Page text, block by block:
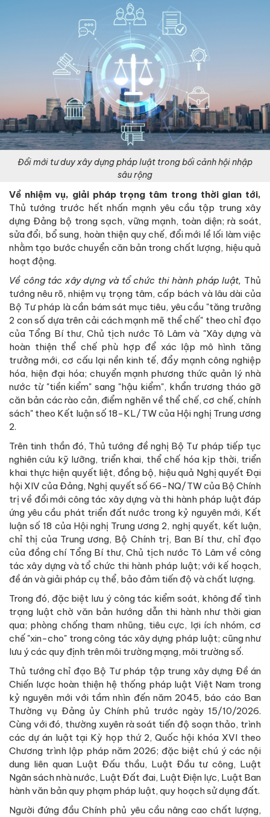
Đổi mới tư duy xây dựng pháp luật trong bối cảnh hội nhập
sâu rộng
Về nhiệm vụ, giải pháp trọng tâm trong thời gian tới,
Thủ tướng trước hết nhấn mạnh yêu cầu tập trung xây
dựng Đảng bộ trong sạch, vững mạnh, toàn diện; rà soát,
sửa đổi, bổ sung, hoàn thiện quy chế, đổi mới lề lối làm việc
nhằm tạo bước chuyển căn bản trong chất lượng, hiệu quả
hoạt động.
Về công tác xây dựng và tổ chức thi hành pháp luật, Thủ
tướng nêu rõ, nhiệm vụ trọng tâm, cấp bách và lâu dài của
Bộ Tư pháp là cần bám sát mục tiêu, yêu cầu "tăng trưởng
2 con số dựa trên cải cách mạnh mẽ thể chế" theo chỉ đạo
của Tổng Bí thư, Chủ tịch nước Tô Lâm và "Xây dựng và
hoàn thiện thể chế phù hợp để xác lập mô hình tăng
trưởng mới, cơ cấu lại nền kinh tế, đẩy mạnh công nghiệp
hóa, hiện đại hóa; chuyển mạnh phương thức quản lý nhà
nước từ "tiền kiểm" sang "hậu kiểm", khẩn trương tháo gỡ
căn bản các rào cản, điểm nghẽn về thể chế, cơ chế, chính
sách" theo Kết luận số 18-KL/TW của Hội nghị Trung ương
2.
Trên tinh thần đó, Thủ tướng đề nghị Bộ Tư pháp tiếp tục
nghiên cứu kỹ lưỡng, triển khai, thể chế hóa kịp thời, triển
khai thực hiện quyết liệt, đồng bộ, hiệu quả Nghị quyết Đại
hội XIV của Đảng, Nghị quyết số 66-NQ/TW của Bộ Chính
trị về đổi mới công tác xây dựng và thi hành pháp luật đáp
ứng yêu cầu phát triển đất nước trong kỷ nguyên mới, Kết
luận số 18 của Hội nghị Trung ương 2, nghị quyết, kết luận,
chỉ thị của Trung ương, Bộ Chính trị, Ban Bí thư, chỉ đạo
của đồng chí Tổng Bí thư, Chủ tịch nước Tô Lâm về công
tác xây dựng và tổ chức thi hành pháp luật; với kế hoạch,
đề án và giải pháp cụ thể, bảo đảm tiến độ và chất lượng.
Trong đó, đặc biệt lưu ý công tác kiểm soát, không để tình
trạng luật chờ văn bản hướng dẫn thi hành như thời gian
qua; phòng chống tham nhũng, tiêu cực, lợi ích nhóm, cơ
chế "xin-cho" trong công tác xây dựng pháp luật; cũng như
lưu ý các quy định trên môi trường mạng, môi trường số.
Thủ tướng chỉ đạo Bộ Tư pháp tập trung xây dựng Đề án
Chiến lược hoàn thiện hệ thống pháp luật Việt Nam trong
kỷ nguyên mới với tầm nhìn đến năm 2045, báo cáo Ban
Thường vụ Đảng ủy Chính phủ trước ngày 15/10/2026.
Cùng với đó, thường xuyên rà soát tiến độ soạn thảo, trình
các dự án luật tại Kỳ họp thứ 2, Quốc hội khóa XVI theo
Chương trình lập pháp năm 2026; đặc biệt chú ý các nội
dung liên quan Luật Đấu thầu, Luật Đầu tư công, Luật
Ngân sách nhà nước, Luật Đất đai, Luật Điện lực, Luật Ban
hành văn bản quy phạm pháp luật, quy hoạch sử dụng đất.
Người đứng đầu Chính phủ yêu cầu nâng cao chất lượng,